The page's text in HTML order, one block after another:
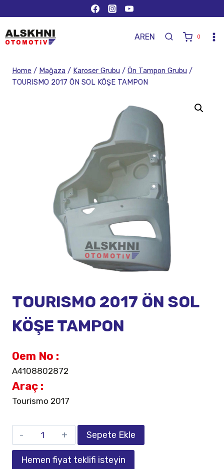
AREN 0
Home / Mağaza / Karoser Grubu / Ön Tampon Grubu /
TOURISMO 2017 ÖN SOL KÖŞE TAMPON
TOURISMO 2017 ÖN SOL
KÖŞE TAMPON
Oem No :
A4108802872
Araç :
Tourismo 2017
Sepete Ekle
Hemen fiyat teklifi isteyin